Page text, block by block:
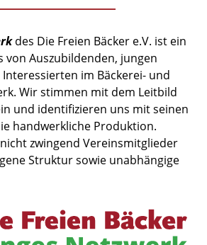
des Die Freien Bäcker e.V. ist ein
von Auszubildenden, jungen
im Bäckerei- und
Wir stimmen mit dem Leitbild
und identifizieren uns mit seinen
handwerkliche Produktion.
zwingend Vereinsmitglieder
Struktur sowie unabhängige